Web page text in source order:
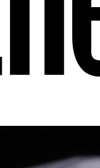
We use cookies on this site
By clicking the Accept button,